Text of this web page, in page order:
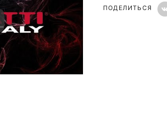
ПОДЕЛИТЬСЯ